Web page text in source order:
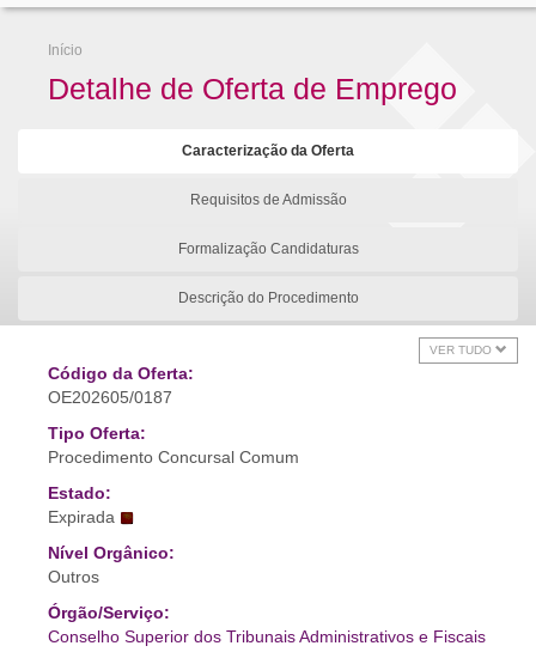
Início
Detalhe de Oferta de Emprego
Caracterização da Oferta
Requisitos de Admissão
Formalização Candidaturas
Descrição do Procedimento
VER TUDO
Código da Oferta:
OE202605/0187
Tipo Oferta:
Procedimento Concursal Comum
Estado:
Expirada
Nível Orgânico:
Outros
Órgão/Serviço:
Conselho Superior dos Tribunais Administrativos e Fiscais